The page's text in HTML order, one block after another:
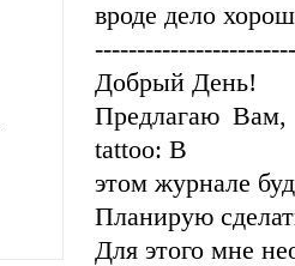
вроде дело
Добрый День!
Предлагаю Вам,
tattoo: В
этом журнале
Планирую
Для этого мне